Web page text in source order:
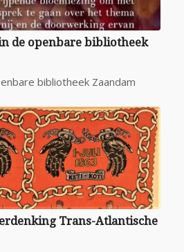
de openbare bibliotheek
bibliotheek Zaandam
Trans-Atlantische